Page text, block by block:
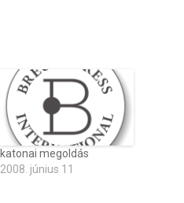
katonai megoldás
2008. június 11